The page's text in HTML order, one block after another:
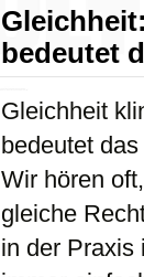
bedeutet
Gleichheit
bedeutet
Wir hören
gleiche
in der Praxis